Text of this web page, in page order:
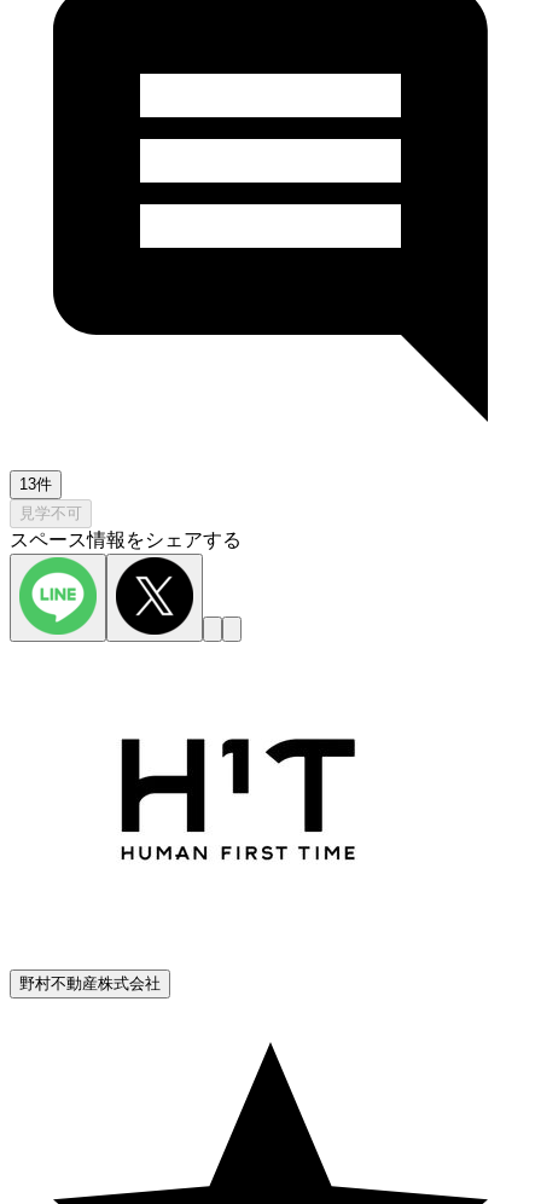
13件
見学不可
スペース情報をシェアする
野村不動産株式会社